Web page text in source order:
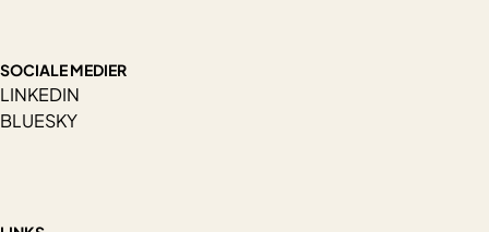
SOCIALE MEDIER
LINKEDIN
BLUESKY